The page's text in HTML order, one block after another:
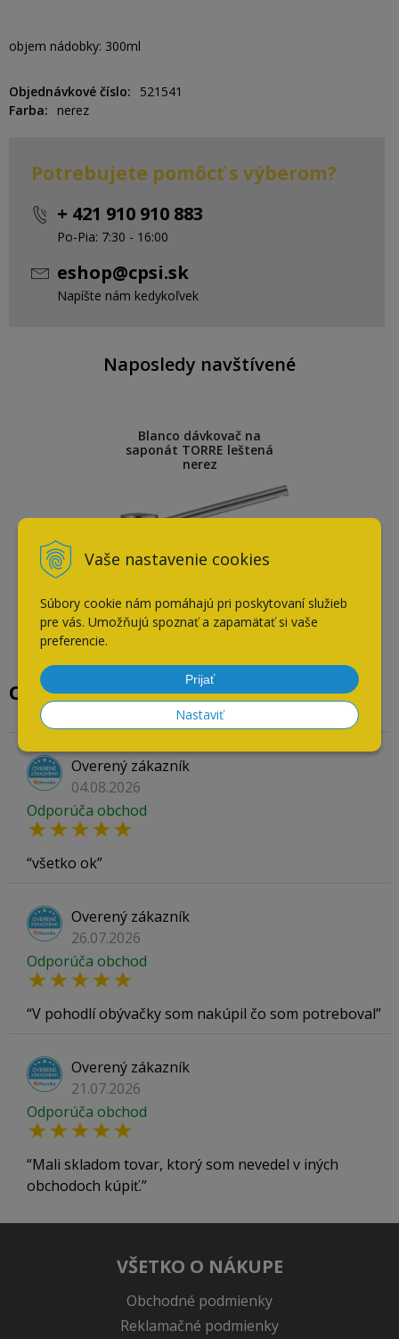
Vaše nastavenie cookies
Súbory cookie nám pomáhajú pri poskytovaní služieb
pre vás. Umožňujú spoznať a zapamätať si vaše
preferencie.
Prijať
Nastaviť
objem nádobky: 300ml
Objednávkové číslo
521541
Farba
nerez
Potrebujete pomôcť s výberom?
+ 421 910 910 883
Po-Pia: 7:30 - 16:00
eshop@cpsi.sk
Napíšte nám kedykoľvek
Naposledy navštívené
Blanco dávkovač na
saponát TORRE leštená
nerez
Overené našimi zákazníkmi
Overený zákazník
04.08.2026
Odporúča obchod
všetko ok
Overený zákazník
26.07.2026
Odporúča obchod
V pohodlí obývačky som nakúpil čo som potreboval
Overený zákazník
21.07.2026
Odporúča obchod
Mali skladom tovar, ktorý som nevedel v iných
obchodoch kúpiť.
VŠETKO O NÁKUPE
Obchodné podmienky
Reklamačné podmienky